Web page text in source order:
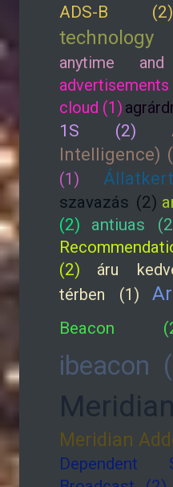
ADS-B (2)
anytime
cloud (1)
1S (2)
Intelligence)
(1)
szavazás (2)
(2)
antiuas
(2)
áru
térben (1)
Beacon
ibeacon
Meridian
Dependent